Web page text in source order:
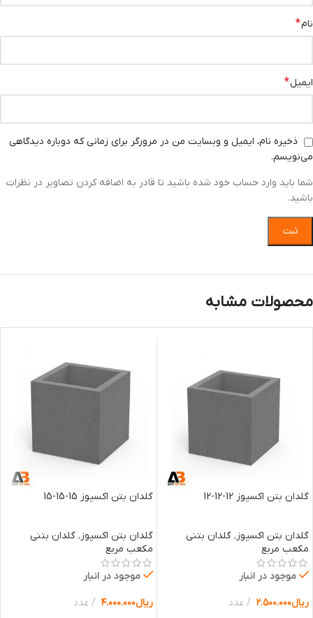
نام*
ایمیل*
ذخیره نام، ایمیل و وبسایت من در مرورگر برای زمانی که دوباره دیدگاهی
می‌نویسم.
شما باید وارد حساب خود شده باشید تا قادر به اضافه کردن تصاویر در نظرات
باشید.
محصولات مشابه
گلدان بتن اکسپوز 12-12-12
گلدان بتن اکسپوز, گلدان بتنی
مکعب مربع
موجود در انبار
ریال۲.۵۰۰.۰۰۰ عدد
گلدان بتن اکسپوز 15-15-15
گلدان بتن اکسپوز, گلدان بتنی
مکعب مربع
موجود در انبار
ریال۴.۰۰۰.۰۰۰ عدد